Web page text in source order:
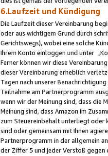
6.Laufzeit und Kündigung
Die Laufzeit dieser Vereinbarung
oder aus wichtigem Grund durch
Gerichtswegs), wobei eine solche
Ihrem Konto einloggen und unter
Ferner können wir diese
dieser Vereinbarung erheblich
Tagen nach unserer
Teilnahme am Partnerprogramm
wenn wir der Meinung sind, dass die
Meinung sind, dass Amazon im
zum Steuereinbehalt unterliegt oder
sind oder gemeinsam mit Ihnen
Partnerprogramm in der allgemein
der Ziffer 5 und jeder Verstoß gegen